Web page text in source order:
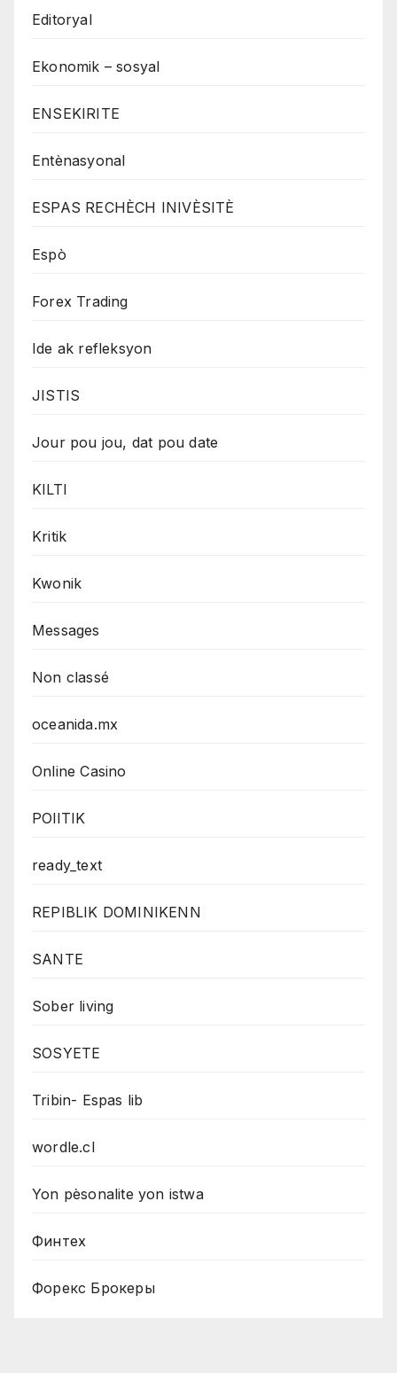
Editoryal
Ekonomik – sosyal
ENSEKIRITE
Entènasyonal
ESPAS RECHÈCH INIVÈSITÈ
Espò
Forex Trading
Ide ak refleksyon
JISTIS
Jour pou jou, dat pou date
KILTI
Kritik
Kwonik
Messages
Non classé
oceanida.mx
Online Casino
POlITIK
ready_text
REPIBLIK DOMINIKENN
SANTE
Sober living
SOSYETE
Tribin- Espas lib
wordle.cl
Yon pèsonalite yon istwa
Финтех
Форекс Брокеры